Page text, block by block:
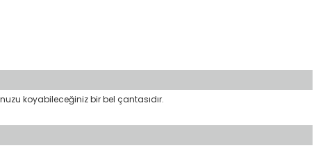
koyabileceğiniz bir bel çantasıdır.